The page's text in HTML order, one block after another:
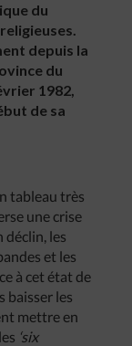
du
depuis la
du
1982,
de sa
tableau très
une crise
déclin, les
et les
à cet état de
baisser les
mettre en
‘six